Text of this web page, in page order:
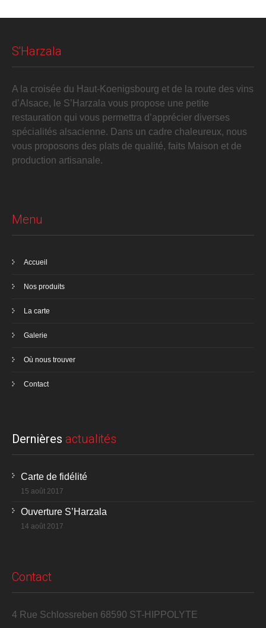
S'Harzala
A la croisée du Haut-Koenigsbourg et de la route des vins
d’Alsace, le S’Harzala vous propose une petite
restauration qui vous permettra d’apprécier diverses
spécialités alsacienne. Dans un cadre chaleureux, nous
vous proposons des plats de qualité, faits Maison et de
production artisanale.
Menu
Accueil
Nos produits
La carte
Galerie
Où nous trouver
Contact
Dernières actualités
Carte de fidélité
15 août 2017
Ouverture S’Harzala
14 août 2017
Contact
4 Rue Schlossreben 68590 ST-HIPPOLYTE